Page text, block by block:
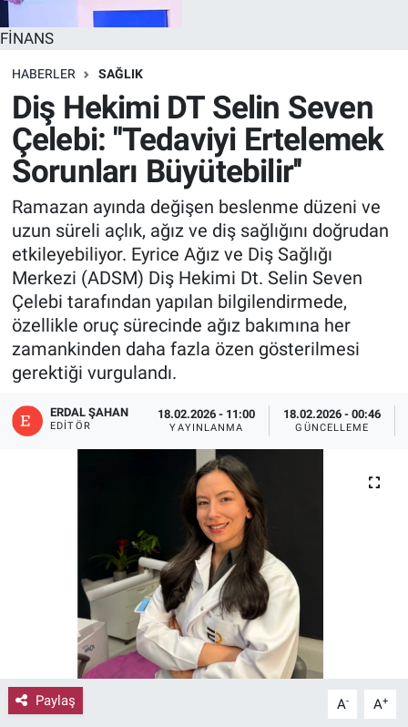
FİNANS
HABERLER SAĞLIK
Diş Hekimi DT Selin Seven
Çelebi: ''Tedaviyi Ertelemek
Sorunları Büyütebilir''
Ramazan ayında değişen beslenme düzeni ve
uzun süreli açlık, ağız ve diş sağlığını doğrudan
etkileyebiliyor. Eyrice Ağız ve Diş Sağlığı
Merkezi (ADSM) Diş Hekimi Dt. Selin Seven
Çelebi tarafından yapılan bilgilendirmede,
özellikle oruç sürecinde ağız bakımına her
zamankinden daha fazla özen gösterilmesi
gerektiği vurgulandı.
ERDAL ŞAHAN
EDITÖR
18.02.2026 - 11:00
YAYINLANMA
18.02.2026 - 00:46
GÜNCELLEME
Paylaş A- A+